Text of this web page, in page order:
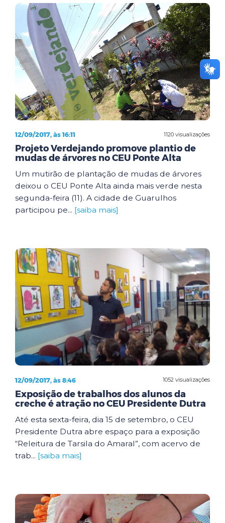
1120 visualizações
12/09/2017, às 16:11
Projeto Verdejando promove plantio de
mudas de árvores no CEU Ponte Alta
Um mutirão de plantação de mudas de árvores
deixou o CEU Ponte Alta ainda mais verde nesta
segunda-feira (11). A cidade de Guarulhos
participou pe... [saiba mais]
1052 visualizações
12/09/2017, às 8:46
Exposição de trabalhos dos alunos da
creche é atração no CEU Presidente Dutra
Até esta sexta-feira, dia 15 de setembro, o CEU
Presidente Dutra abre espaço para a exposição
“Releitura de Tarsila do Amaral”, com acervo de
trab... [saiba mais]